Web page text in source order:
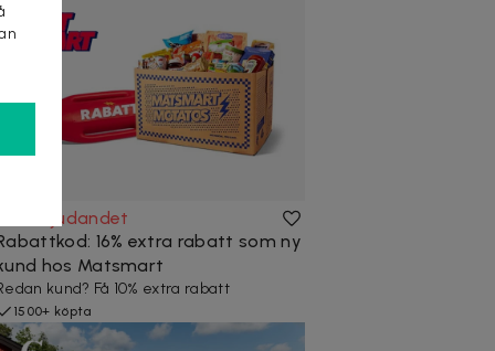
erbjudandet
16% extra rabatt som ny
hos Matsmart
kund? Få 10% extra rabatt
1500+ köpta